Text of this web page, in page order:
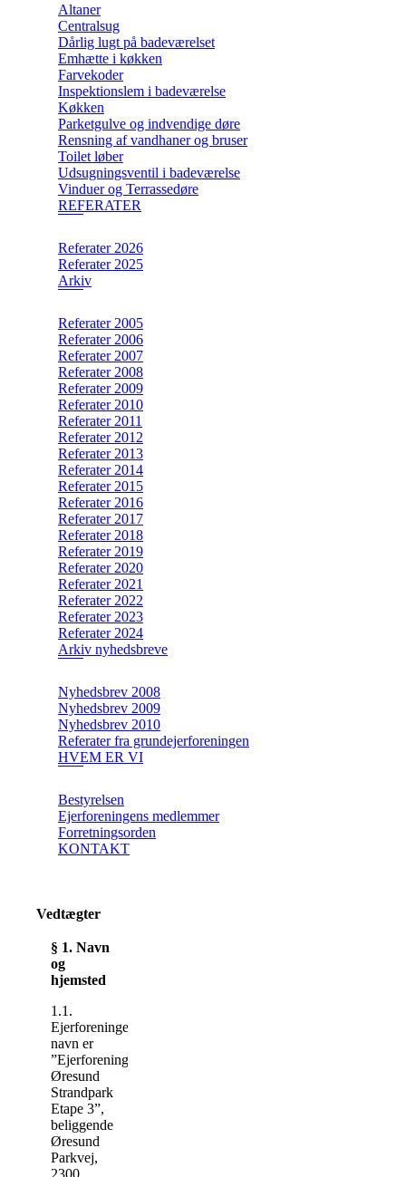
Altaner
Centralsug
Dårlig lugt på badeværelset
Emhætte i køkken
Farvekoder
Inspektionslem i badeværelse
Køkken
Parketgulve og indvendige døre
Rensning af vandhaner og bruser
Toilet løber
Udsugningsventil i badeværelse
Vinduer og Terrassedøre
REFERATER
Referater 2026
Referater 2025
Arkiv
Referater 2005
Referater 2006
Referater 2007
Referater 2008
Referater 2009
Referater 2010
Referater 2011
Referater 2012
Referater 2013
Referater 2014
Referater 2015
Referater 2016
Referater 2017
Referater 2018
Referater 2019
Referater 2020
Referater 2021
Referater 2022
Referater 2023
Referater 2024
Arkiv nyhedsbreve
Nyhedsbrev 2008
Nyhedsbrev 2009
Nyhedsbrev 2010
Referater fra grundejerforeningen
HVEM ER VI
Bestyrelsen
Ejerforeningens medlemmer
Forretningsorden
KONTAKT
Vedtægter
§ 1. Navn
og
hjemsted
1.1.
Ejerforeningens
navn er
”Ejerforeningen
Øresund
Strandpark
Etape 3”,
beliggende
Øresund
Parkvej,